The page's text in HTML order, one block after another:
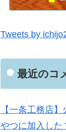
Tweets by
最近のコ
【一条工務店
やつに加入した